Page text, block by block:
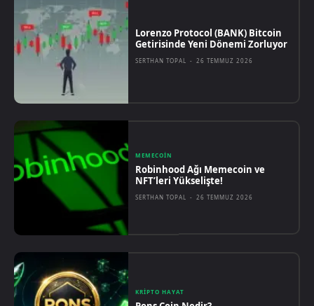
Lorenzo Protocol (BANK) Bitcoin
Getirisinde Yeni Dönemi Zorluyor
SERTHAN TOPAL - 26 TEMMUZ 2026
MEMECOIN
Robinhood Ağı Memecoin ve
NFT’leri Yükselişte!
SERTHAN TOPAL - 26 TEMMUZ 2026
KRIPTO HAYAT